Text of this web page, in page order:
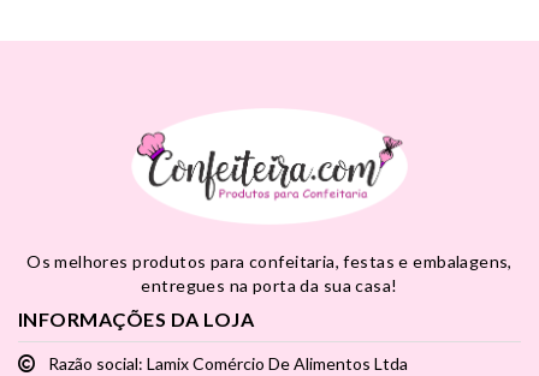
Os melhores produtos para confeitaria, festas e embalagens,
entregues na porta da sua casa!
INFORMAÇÕES DA LOJA
Razão social: Lamix Comércio De Alimentos Ltda